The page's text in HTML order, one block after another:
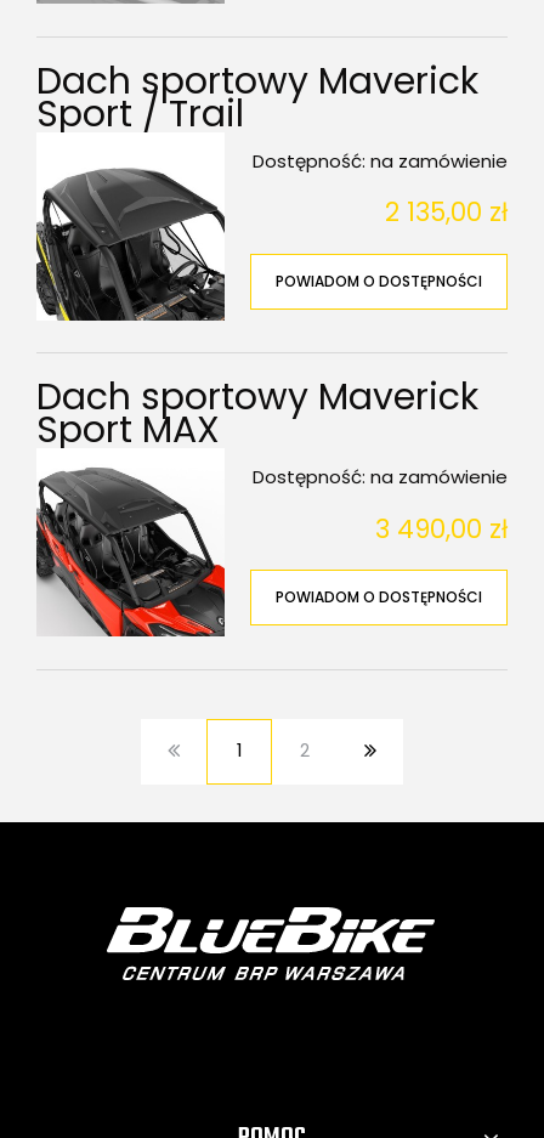
Dach sportowy Maverick
Sport / Trail
Dostępność: na zamówienie
2 135,00 zł
POWIADOM O DOSTĘPNOŚCI
Dach sportowy Maverick
Sport MAX
Dostępność: na zamówienie
3 490,00 zł
POWIADOM O DOSTĘPNOŚCI
1 2